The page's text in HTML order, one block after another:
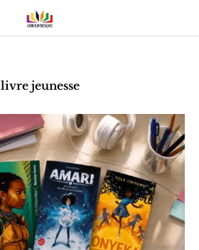
livre jeunesse